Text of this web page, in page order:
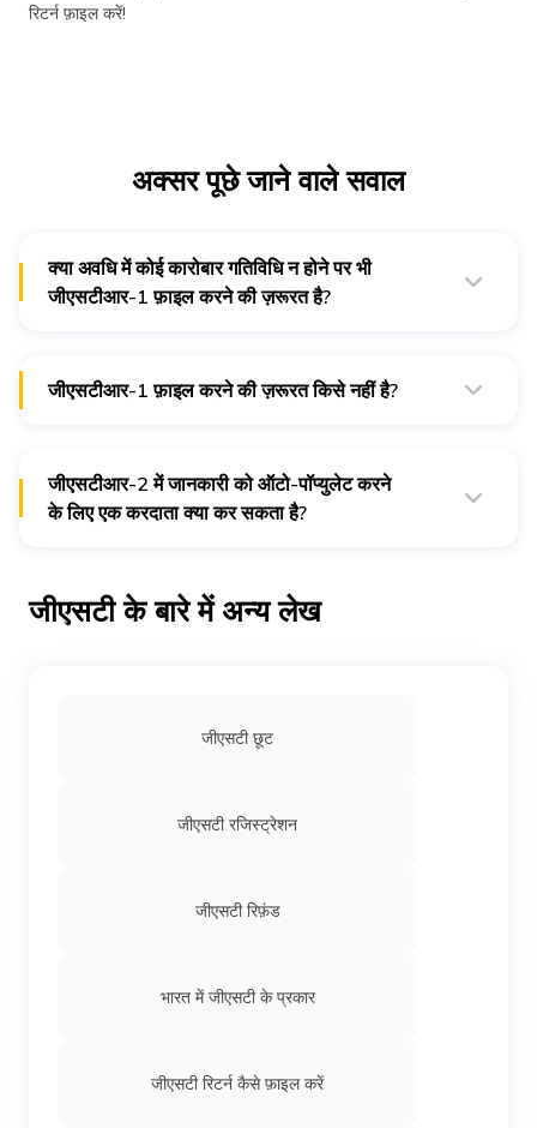
रिटर्न फ़ाइल करें!
अक्सर पूछे जाने वाले सवाल
क्या अवधि में कोई कारोबार गतिविधि न होने पर भी
जीएसटीआर-1 फ़ाइल करने की ज़रूरत है?
जीएसटीआर-1 फ़ाइल करने की ज़रूरत किसे नहीं है?
जीएसटीआर-2 में जानकारी को ऑटो-पॉप्युलेट करने
के लिए एक करदाता क्या कर सकता है?
सेवाएं प्राप्त नहीं हुई हैं तो वह लेनदेन को लंबित रख सकता है।
जीएसटी के बारे में अन्य लेख
जीएसटी छूट
जीएसटी रजिस्ट्रेशन
जीएसटी रिफ़ंड
भारत में जीएसटी के प्रकार
जीएसटी रिटर्न कैसे फ़ाइल करें